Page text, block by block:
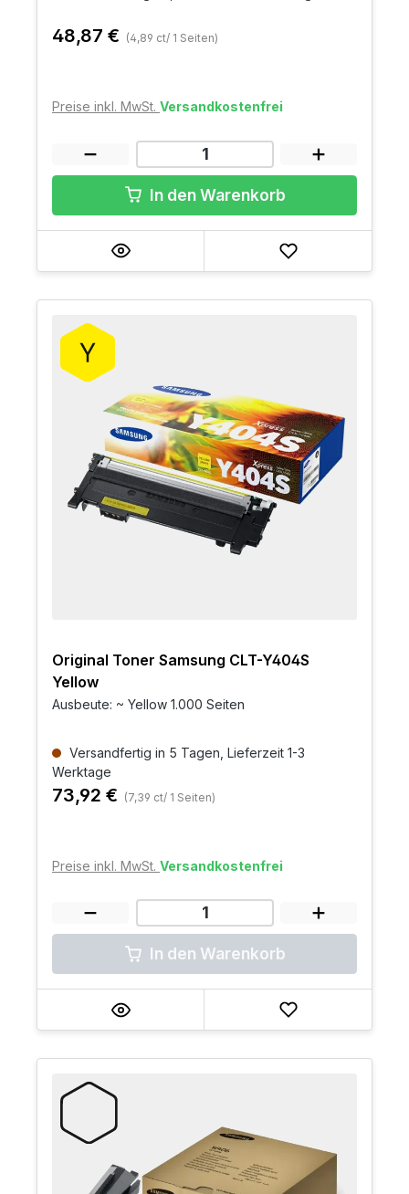
48,87 € (4,89 ct/ 1 Seiten)
Preise inkl. MwSt. Versandkostenfrei
In den Warenkorb
Original Toner Samsung CLT-Y404S
Yellow
Ausbeute: ~ Yellow 1.000 Seiten
Versandfertig in 5 Tagen, Lieferzeit 1-3
Werktage
73,92 € (7,39 ct/ 1 Seiten)
Preise inkl. MwSt. Versandkostenfrei
In den Warenkorb